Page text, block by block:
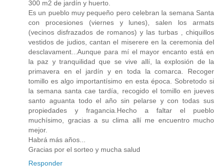
300 m2 de jardín y huerto.
Es un pueblo muy pequeño pero celebran la semana Santa
con procesiones (viernes y lunes), salen los armats
(vecinos disfrazados de romanos) y las turbas , chiquillos
vestidos de judios, cantan el miserere en la ceremonia del
desclavament...Aunque para mí el mayor encanto está en
la paz y tranquilidad que se vive allí, la explosión de la
primavera en el jardín y en toda la comarca. Recoger
tomillo es algo importantísimo en esta época. Sobretodo si
la semana santa cae tardía, recogido el tomillo en jueves
santo aguanta todo el año sin pelarse y con todas sus
propiedades y fragancia.Hecho a faltar el pueblo
muchísimo, gracias a su clima allí me encuentro mucho
mejor.
Habrá más años...
Gracias por el sorteo y mucha salud
Responder